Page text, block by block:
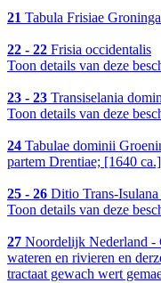
21 Tabula Frisiae
22 - 22 Frisia occidentalis
Toon details van deze
23 - 23 Transiselania
Toon details van deze
24 Tabulae dominii
partem Drentiae; [1640 ca.]
25 - 26 Ditio Trans-
Toon details van deze
27 Noordelijk Nederland -
wateren en rivieren en
tractaat gewach wert